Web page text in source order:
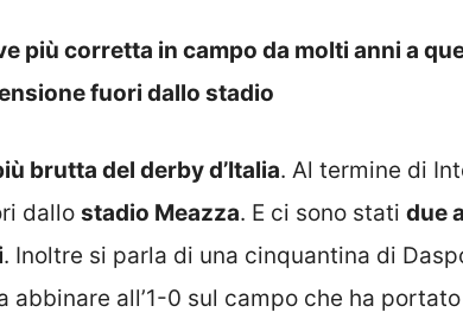
più corretta in campo da molti anni a
fuori dallo stadio
brutta del derby d’Italia. Al termine di
dallo stadio Meazza. E ci sono stati due
. Inoltre si parla di una cinquantina di
abbinare all’1-0 sul campo che ha